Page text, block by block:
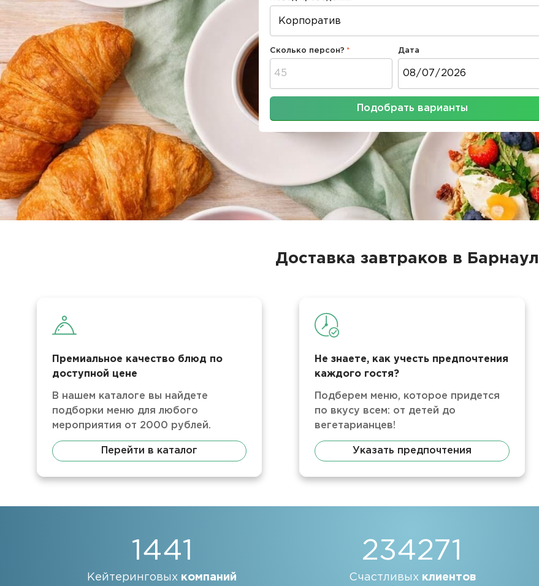
Сколько персон? Дата
Подобрать варианты
Доставка завтраков в
Премиальное качество блюд по
доступной цене
В нашем каталоге вы найдете
подборки меню для любого
мероприятия от 2000 рублей.
Перейти в каталог
Не знаете, как учесть предпочтения
каждого гостя?
Подберем меню, которое придется
по вкусу всем: от детей до
вегетарианцев!
Указать предпочтения
1441
Кейтеринговых компаний
234271
Счастливых клиентов